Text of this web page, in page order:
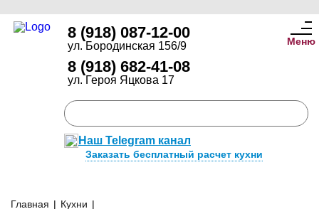
8 (918) 087-12-00
ул. Бородинская 156/9
8 (918) 682-41-08
ул. Героя Яцкова 17
Наш Telegram канал
Заказать бесплатный расчет кухни
Меню
Главная | Кухни |